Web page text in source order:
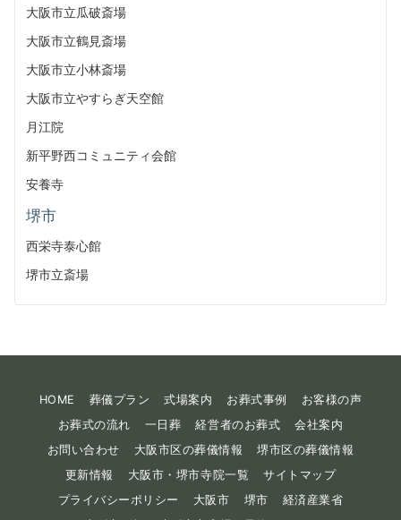
大阪市立瓜破斎場
大阪市立鶴見斎場
大阪市立小林斎場
大阪市立やすらぎ天空館
月江院
新平野西コミュニティ会館
安養寺
堺市
西栄寺泰心館
堺市立斎場
HOME 葬儀プラン 式場案内 お葬式事例
お客様の声
お葬式の流れ
一日葬 経営者のお葬式
会社案内
お問い合わせ
大阪市区の葬儀情報
堺市区の葬儀情報
更新情報
大阪市・堺市寺院一覧
サイトマップ
プライバシーポリシー
大阪市 堺市
経済産業省